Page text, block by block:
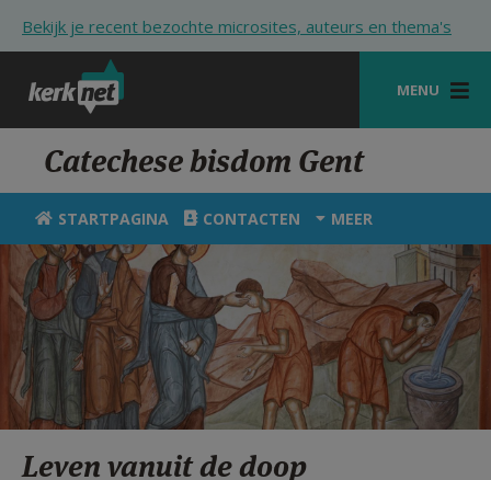
Bekijk je recent bezochte microsites, auteurs en thema's
MENU
STARTPAGINA
KERK
VIERINGEN
SHOP
ZOEKEN
HULP
STARTPAGINA PORTAAL
MIJN PAROCHIE
Catechese bisdom Gent
STARTPAGINA CONTACTEN MEER
Leven vanuit de doop